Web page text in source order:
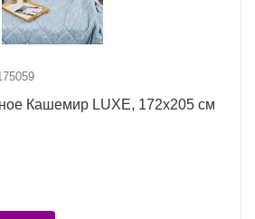
Кашемир LUXE, 172x205 см